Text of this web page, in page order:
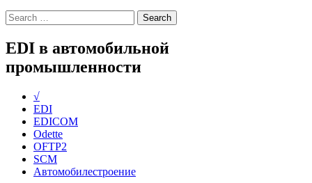
EDI в автомобильной
промышленности
√
EDI
EDICOM
Odette
OFTP2
SCM
Автомобилестроение